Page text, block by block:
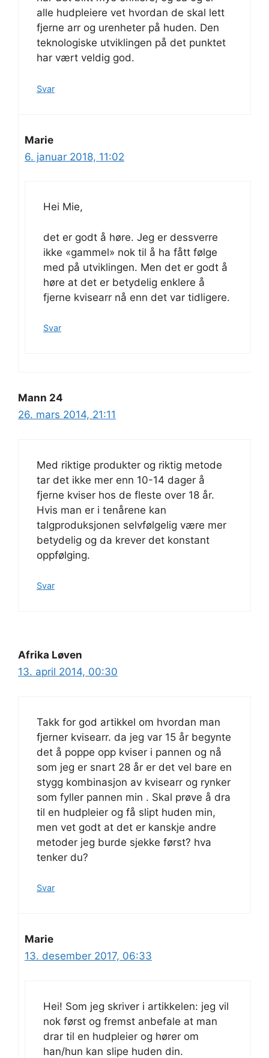
alle hudpleiere vet hvordan de skal lett
fjerne arr og urenheter på huden. Den
teknologiske utviklingen på det punktet
har vært veldig god.
Svar
Marie
6. januar 2018, 11:02
Hei Mie,
det er godt å høre. Jeg er dessverre
ikke «gammel» nok til å ha fått følge
med på utviklingen. Men det er godt å
høre at det er betydelig enklere å
fjerne kvisearr nå enn det var tidligere.
Svar
Mann 24
26. mars 2014, 21:11
Med riktige produkter og riktig metode
tar det ikke mer enn 10-14 dager å
fjerne kviser hos de fleste over 18 år.
Hvis man er i tenårene kan
talgproduksjonen selvfølgelig være mer
betydelig og da krever det konstant
oppfølging.
Svar
Afrika Løven
13. april 2014, 00:30
Takk for god artikkel om hvordan man
fjerner kvisearr. da jeg var 15 år begynte
det å poppe opp kviser i pannen og nå
som jeg er snart 28 år er det vel bare en
stygg kombinasjon av kvisearr og rynker
som fyller pannen min . Skal prøve å dra
til en hudpleier og få slipt huden min,
men vet godt at det er kanskje andre
metoder jeg burde sjekke først? hva
tenker du?
Svar
Marie
13. desember 2017, 06:33
Hei! Som jeg skriver i artikkelen: jeg vil
nok først og fremst anbefale at man
drar til en hudpleier og hører om
han/hun kan slipe huden din.